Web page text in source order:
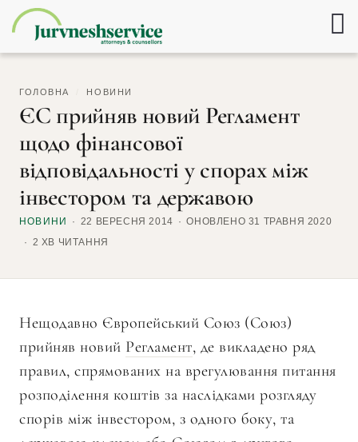
ГОЛОВНА НОВИНИ
ЄС прийняв новий Регламент
щодо фінансової
відповідальності у спорах між
інвестором та державою
НОВИНИ 22 ВЕРЕСНЯ 2014
ОНОВЛЕНО 31 ТРАВНЯ 2020
2 ХВ ЧИТАННЯ
Нещодавно Європейський Союз (Союз)
прийняв новий Регламент, де викладено ряд
правил, спрямованих на врегулювання питання
розподілення коштів за наслідками розгляду
спорів між інвестором, з одного боку, та